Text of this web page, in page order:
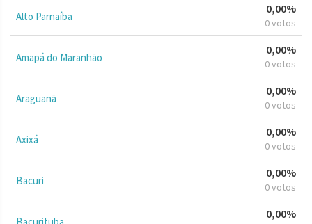
Alto Parnaíba
0,00%
0 votos
Amapá do Maranhão
0,00%
0 votos
Araguanã
0,00%
0 votos
Axixá
0,00%
0 votos
Bacuri
0,00%
0 votos
0,00%